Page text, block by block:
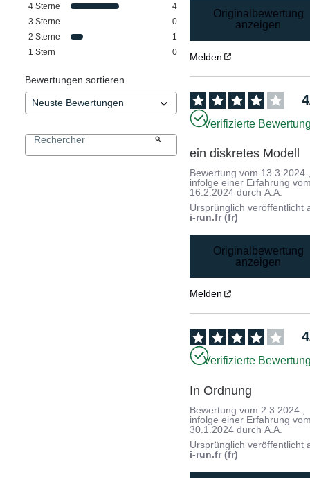
4 Sterne
4
3 Sterne
0
2 Sterne
1
1 Stern 0
Bewertungen sortieren
Originalbewertung
anzeigen
Melden
4
Verifizierte
ein diskretes Modell
Bewertung vom 13.3.2024
infolge einer Erfahrung
16.2.2024 durchA.A.
Ursprünglich veröffentlicht
i-run.fr (fr)
Originalbewertung
anzeigen
Melden
4
Verifizierte
In Ordnung
Bewertung vom 2.3.2024
infolge einer Erfahrung
30.1.2024 durchA.A.
Ursprünglich veröffentlicht
i-run.fr (fr)